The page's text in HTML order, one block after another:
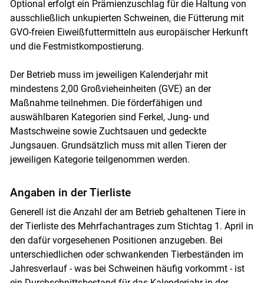
Optional erfolgt ein Prämienzuschlag für die Haltung von
ausschließlich unkupierten Schweinen, die Fütterung mit
GVO-freien Eiweißfuttermitteln aus europäischer Herkunft
und die Festmistkompostierung.
Der Betrieb muss im jeweiligen Kalenderjahr mit
mindestens 2,00 Großvieheinheiten (GVE) an der
Maßnahme teilnehmen. Die förderfähigen und
auswählbaren Kategorien sind Ferkel, Jung- und
Mastschweine sowie Zuchtsauen und gedeckte
Jungsauen. Grundsätzlich muss mit allen Tieren der
jeweiligen Kategorie teilgenommen werden.
Angaben in der Tierliste
Generell ist die Anzahl der am Betrieb gehaltenen Tiere in
der Tierliste des Mehrfachantrages zum Stichtag 1. April in
den dafür vorgesehenen Positionen anzugeben. Bei
unterschiedlichen oder schwankenden Tierbeständen im
Jahresverlauf - was bei Schweinen häufig vorkommt - ist